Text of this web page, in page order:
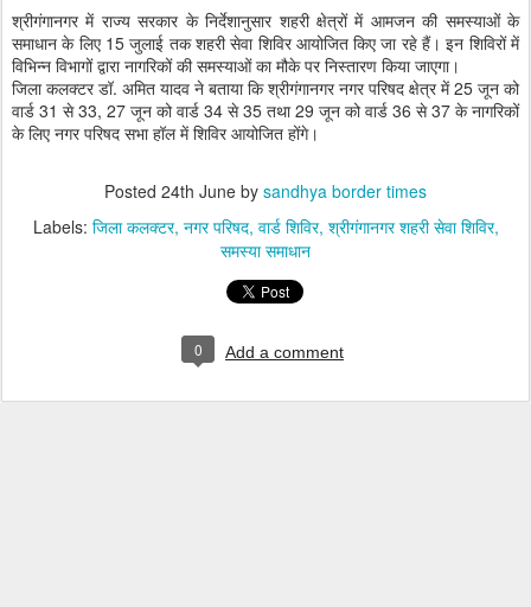
श्रीगंगानगर में राज्य सरकार के निर्देशानुसार शहरी क्षेत्रों में आमजन की समस्याओं के
समाधान के लिए 15 जुलाई तक शहरी सेवा शिविर आयोजित किए जा रहे हैं। इन शिविरों में
विभिन्न विभागों द्वारा नागरिकों की समस्याओं का मौके पर निस्तारण किया जाएगा।
जिला कलक्टर डॉ. अमित यादव ने बताया कि श्रीगंगानगर नगर परिषद क्षेत्र में 25 जून को
वार्ड 31 से 33, 27 जून को वार्ड 34 से 35 तथा 29 जून को वार्ड 36 से 37 के नागरिकों
के लिए नगर परिषद सभा हॉल में शिविर आयोजित होंगे।
Posted 24th June by sandhya border times
Labels: जिला कलक्टर नगर परिषद वार्ड शिविर श्रीगंगानगर शहरी सेवा शिविर
समस्या समाधान
0 Add a comment